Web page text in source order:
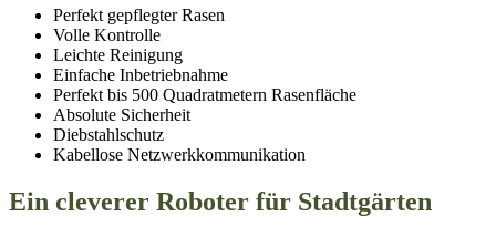
Perfekt gepflegter Rasen
Volle Kontrolle
Leichte Reinigung
Einfache Inbetriebnahme
Perfekt bis 500 Quadratmetern Rasenfläche
Absolute Sicherheit
Diebstahlschutz
Kabellose Netzwerkkommunikation
Ein cleverer Roboter für Stadtgärten